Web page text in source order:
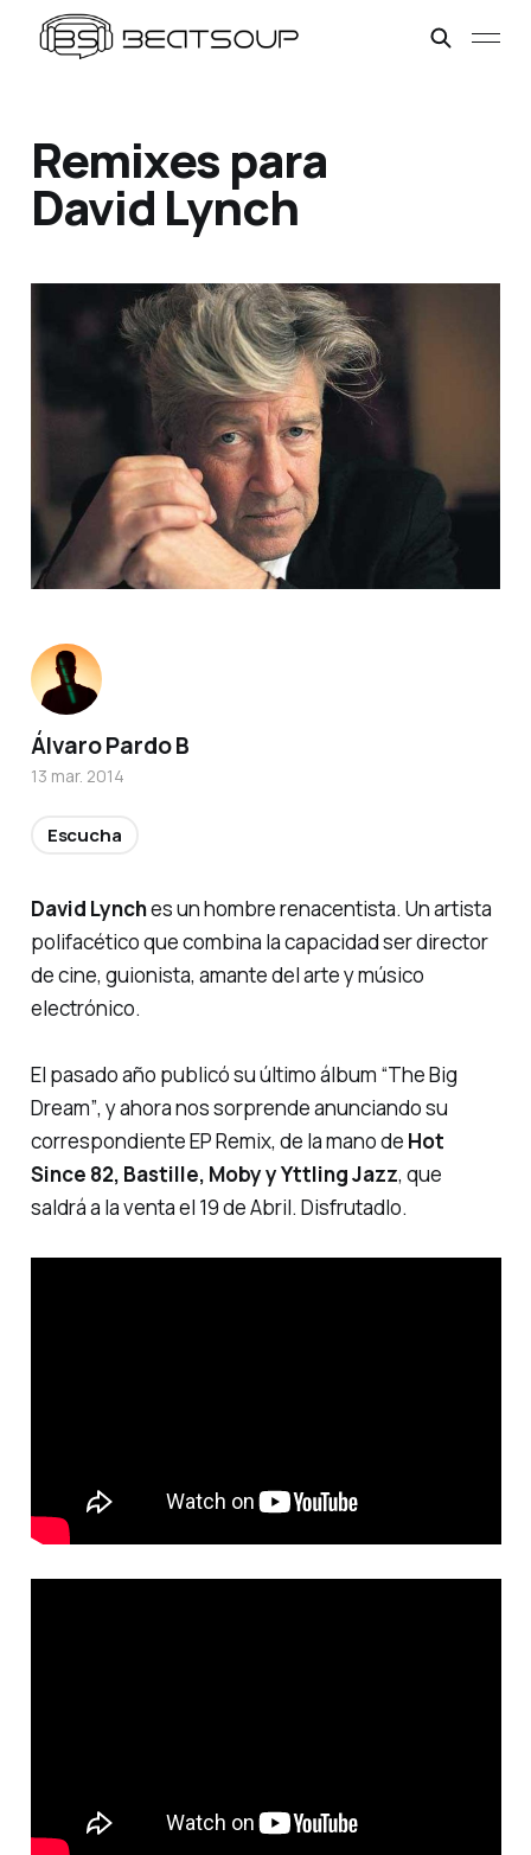
Remixes para
David Lynch
David Lynches un hombre renacentista. Un artista
polifacético que combina la capacidad ser director
de cine, guionista, amante del arte y músico
electrónico.
El pasado año publicó su último álbum “The Big
Dream”, y ahora nos sorprende anunciando su
correspondiente EP Remix, de la mano de Hot
Since 82, Bastille, Moby y Yttling Jazz, que
saldrá a la venta el 19 de Abril. Disfrutadlo.
Álvaro Pardo B
13 mar. 2014
Escucha